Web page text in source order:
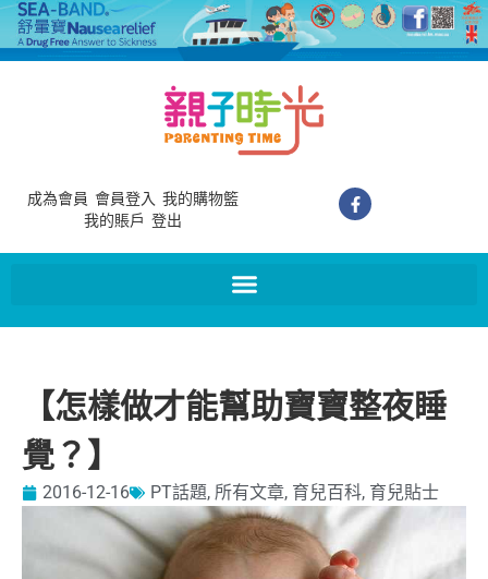
成為會員 會員登入 我的購物籃
我的賬戶 登出
【怎樣做才能幫助寶寶整夜睡
覺？】
2016-12-16 PT話題, 所有文章, 育兒百科, 育兒貼士